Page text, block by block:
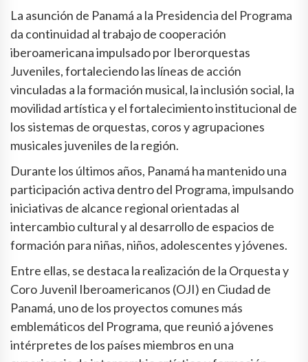
La asunción de Panamá a la Presidencia del Programa
da continuidad al trabajo de cooperación
iberoamericana impulsado por Iberorquestas
Juveniles, fortaleciendo las líneas de acción
vinculadas a la formación musical, la inclusión social, la
movilidad artística y el fortalecimiento institucional de
los sistemas de orquestas, coros y agrupaciones
musicales juveniles de la región.
Durante los últimos años, Panamá ha mantenido una
participación activa dentro del Programa, impulsando
iniciativas de alcance regional orientadas al
intercambio cultural y al desarrollo de espacios de
formación para niñas, niños, adolescentes y jóvenes.
Entre ellas, se destaca la realización de la Orquesta y
Coro Juvenil Iberoamericanos (OJI) en Ciudad de
Panamá, uno de los proyectos comunes más
emblemáticos del Programa, que reunió a jóvenes
intérpretes de los países miembros en una